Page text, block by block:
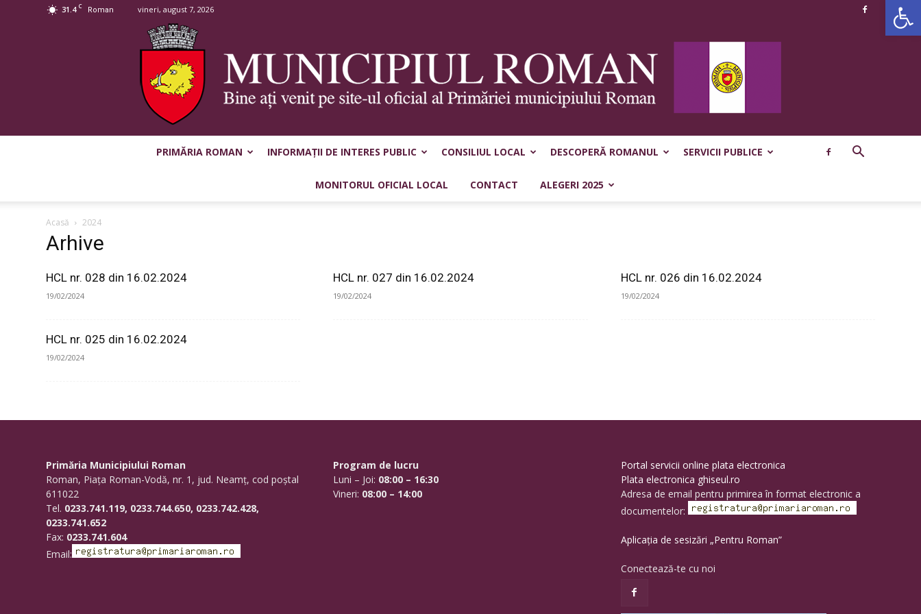
31.4 C Roman vineri, august 7, 2026
Municipiul
PRIMĂRIA ROMAN INFORMAȚII DE INTERES PUBLIC CONSILIUL LOCAL DESCOPERĂ ROMANUL SERVICII PUBLICE
MONITORUL OFICIAL LOCAL CONTACT ALEGERI 2025
Acasă 2024
Arhive
HCL nr. 028 din 16.02.2024
19/02/2024
HCL nr. 027 din 16.02.2024
19/02/2024
HCL nr. 026 din 16.02.2024
19/02/2024
HCL nr. 025 din 16.02.2024
19/02/2024
Primăria Municipiului Roman
Roman, Piaţa Roman-Vodă, nr. 1, jud. Neamţ, cod poştal
611022
Tel. 0233.741.119, 0233.744.650, 0233.742.428,
0233.741.652
Fax: 0233.741.604
Email:
Program de lucru
Luni – Joi: 08:00 – 16:30
Vineri: 08:00 – 14:00
Portal servicii online plata electronica
Plata electronica ghiseul.ro
Adresa de email pentru primirea în format electronic a
documentelor:
Aplicația de sesizări „Pentru Roman”
Conectează-te cu noi